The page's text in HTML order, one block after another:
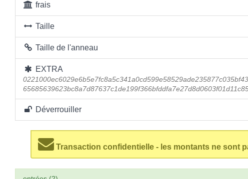
frais
Taille
Taille de l'anneau
EXTRA
Déverrouiller
Transaction confidentielle - les montants ne sont